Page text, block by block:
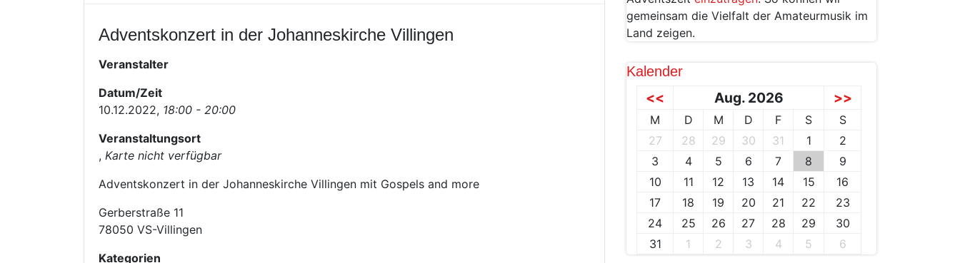
Adventskonzert in der Johanneskirche Villingen
Veranstalter
Datum/Zeit
10.12.2022, 18:00 - 20:00
Veranstaltungsort
, Karte nicht verfügbar
Adventskonzert in der Johanneskirche Villingen mit Gospels and more
Gerberstraße 11
78050 VS-Villingen
Kategorien
gemeinsam die Vielfalt der Amateurmusik im
Land zeigen.
Kalender
<< Aug. 2026 >>
M D M D F S
S
27
28 29 30 31 1
2
3
4 5 6 7 8
9
10
11 12 13 14 15
16
17
18 19 20 21 22
23
24
25 26 27 28 29
30
31
1 2 3 4 5 6